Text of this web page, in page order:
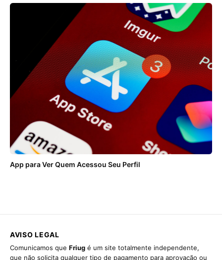
App para Ver Quem Acessou Seu Perfil
AVISO LEGAL
Comunicamos que Friug é um site totalmente independente,
que não solicita qualquer tipo de pagamento para aprovação ou